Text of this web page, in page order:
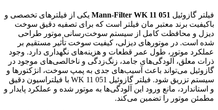
فیلتر گازوئیل Mann-Filter WK 11 051 یکی از فیلترهای تخصصی و
باکیفیت برند معتبر مان فیلتر است که برای تصفیه دقیق سوخت
دیزل و محافظت کامل از سیستم سوخت‌رسانی موتور طراحی
شده است. در موتورهای دیزلی، کیفیت سوخت تأثیر مستقیم بر
عملکرد موتور، طول عمر قطعات و هزینه‌های نگهداری دارد. وجود
ذرات معلق، آلودگی‌های جامد، زنگ‌زدگی و ناخالصی‌های موجود در
گازوئیل می‌تواند باعث آسیب‌های جدی به پمپ سوخت، انژکتورها و
سیستم تزریق شود. فیلتر گازوئیل WK 11 051 با فیلتراسیون دقیق
و استاندارد، مانع ورود این آلودگی‌ها به موتور شده و عملکرد پایدار و
مطمئن موتور را تضمین می‌کند.